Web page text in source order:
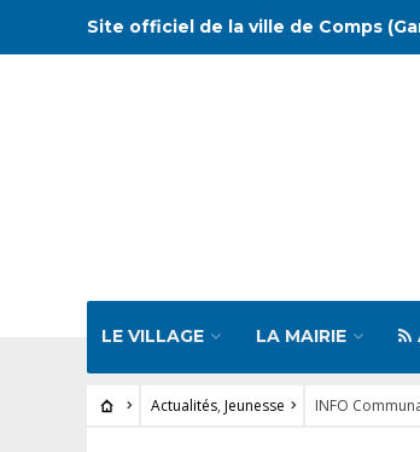
Site officiel de la ville de Comps
LE VILLAGE LA MAIRIE
Actualités, Jeunesse INFO
ACTUALITÉS•JEUNESSE